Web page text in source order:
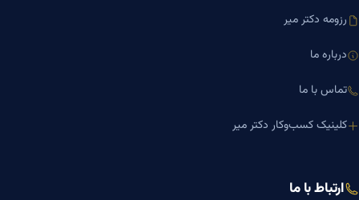
رزومه دکتر میر
درباره ما
تماس با ما
کلینیک کسب‌وکار دکتر میر
ارتباط با ما